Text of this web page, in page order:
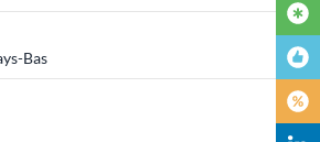
Bas